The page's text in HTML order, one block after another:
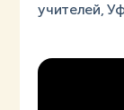
учителей,